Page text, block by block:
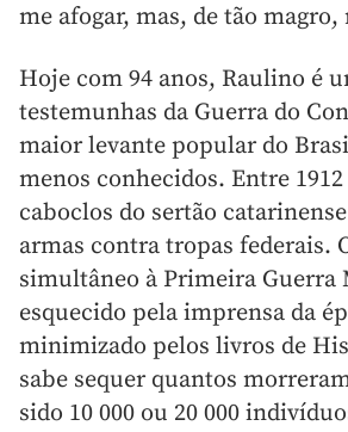
me afogar, mas, de tão magro,
Hoje com 94 anos, Raulino é
testemunhas da Guerra do
maior levante popular do
menos conhecidos. Entre 1912
caboclos do sertão
armas contra tropas federais.
simultâneo à Primeira
esquecido pela imprensa da
minimizado pelos livros de
sabe sequer quantos
sido 10 000 ou 20 000